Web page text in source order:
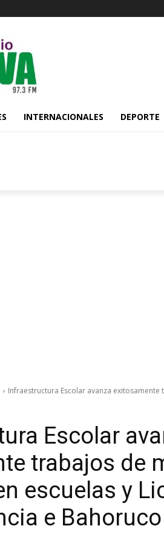
INTERNACIONALES DEPORTE
Infraestructura Escolar avanza
Escolar
trabajos de
escuelas y
e Bahoruco